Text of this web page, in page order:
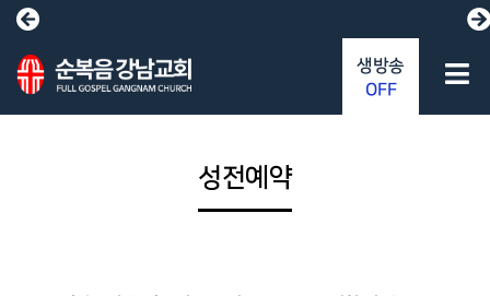
성전예약
생방송
OFF